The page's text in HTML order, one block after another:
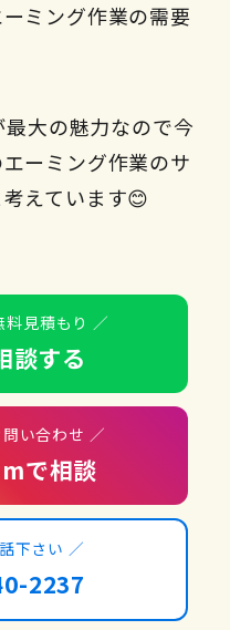
ミング作業の需要
大の魅力なので今
ーミング作業のサ
えています😊
見積もり ／
談する
い合わせ ／
で相談
下さい ／
2237